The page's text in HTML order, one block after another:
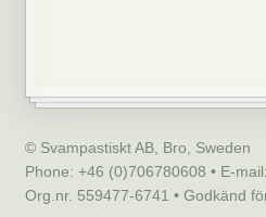
© Svampastiskt AB, Bro, Sweden
Phone: +46 (0)706780608 • E-mail:
Org.nr. 559477-6741 • Godkänd